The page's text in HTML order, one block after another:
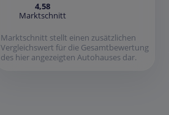
4,58
Marktschnitt
Marktschnitt stellt einen zusätzlichen
Vergleichswert für die Gesamtbewertung
des hier angezeigten Autohauses dar.